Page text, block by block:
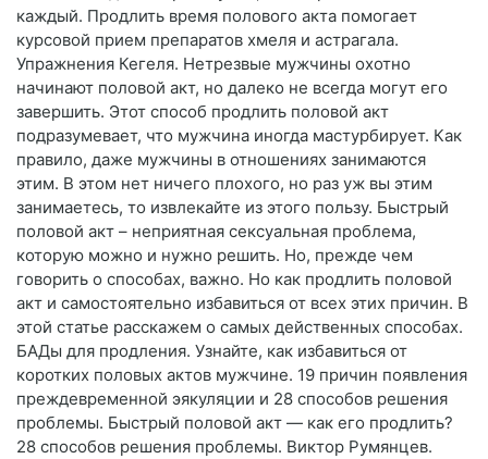
каждый. Продлить время полового акта помогает
курсовой прием препаратов хмеля и астрагала.
Упражнения Кегеля. Нетрезвые мужчины охотно
начинают половой акт, но далеко не всегда могут его
завершить. Этот способ продлить половой акт
подразумевает, что мужчина иногда мастурбирует. Как
правило, даже мужчины в отношениях занимаются
этим. В этом нет ничего плохого, но раз уж вы этим
занимаетесь, то извлекайте из этого пользу. Быстрый
половой акт – неприятная сексуальная проблема,
которую можно и нужно решить. Но, прежде чем
говорить о способах, важно. Но как продлить половой
акт и самостоятельно избавиться от всех этих причин. В
этой статье расскажем о самых действенных способах.
БАДы для продления. Узнайте, как избавиться от
коротких половых актов мужчине. 19 причин появления
преждевременной эякуляции и 28 способов решения
проблемы. Быстрый половой акт — как его продлить?
28 способов решения проблемы. Виктор Румянцев.